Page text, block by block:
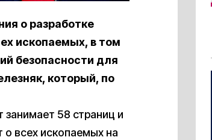
о разработке
ископаемых, в том
безопасности для
который, по
58 страниц и
о всех ископаемых на